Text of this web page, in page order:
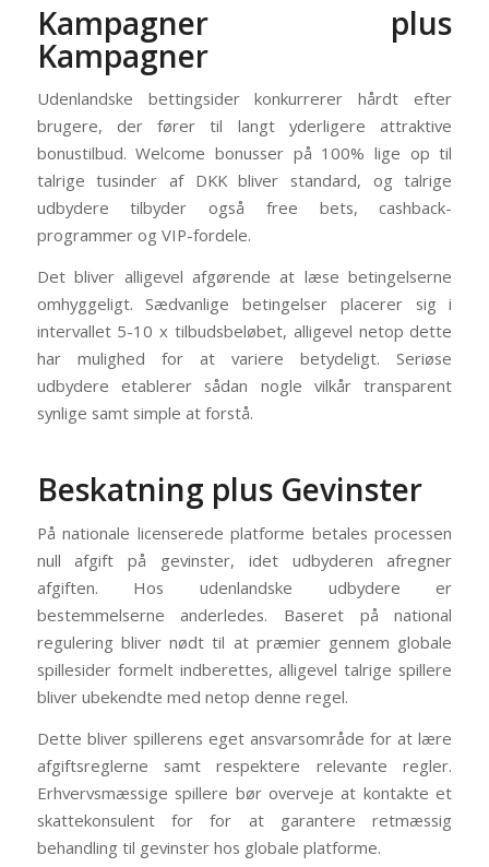
Kampagner plus
Kampagner
Udenlandske bettingsider konkurrerer hårdt efter
brugere, der fører til langt yderligere attraktive
bonustilbud. Welcome bonusser på 100% lige op til
talrige tusinder af DKK bliver standard, og talrige
udbydere tilbyder også free bets, cashback-
programmer og VIP-fordele.
Det bliver alligevel afgørende at læse betingelserne
omhyggeligt. Sædvanlige betingelser placerer sig i
intervallet 5-10 x tilbudsbeløbet, alligevel netop dette
har mulighed for at variere betydeligt. Seriøse
udbydere etablerer sådan nogle vilkår transparent
synlige samt simple at forstå.
Beskatning plus Gevinster
På nationale licenserede platforme betales processen
null afgift på gevinster, idet udbyderen afregner
afgiften. Hos udenlandske udbydere er
bestemmelserne anderledes. Baseret på national
regulering bliver nødt til at præmier gennem globale
spillesider formelt indberettes, alligevel talrige spillere
bliver ubekendte med netop denne regel.
Dette bliver spillerens eget ansvarsområde for at lære
afgiftsreglerne samt respektere relevante regler.
Erhvervsmæssige spillere bør overveje at kontakte et
skattekonsulent for for at garantere retmæssig
behandling til gevinster hos globale platforme.